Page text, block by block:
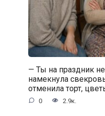
— Ты на праздник
намекнула
отменила торт,
0 2.9к.